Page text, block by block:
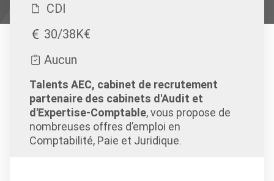
CDI
30/38K€
Aucun
Talents AEC, cabinet de recrutement
partenaire des cabinets d'Audit et
d'Expertise-Comptable, vous propose de
nombreuses offres d’emploi en
Comptabilité, Paie et Juridique.